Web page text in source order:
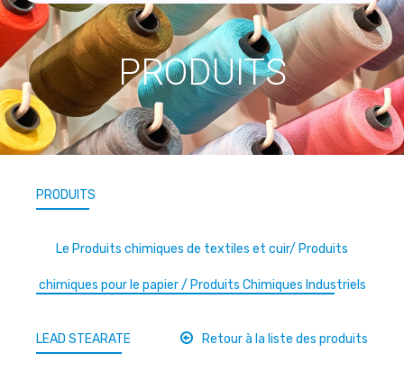
PRODUITS
PRODUITS
Le Produits chimiques de textiles et cuir/ Produits
chimiques pour le papier / Produits Chimiques Industriels
LEAD STEARATE Retour à la liste des produits